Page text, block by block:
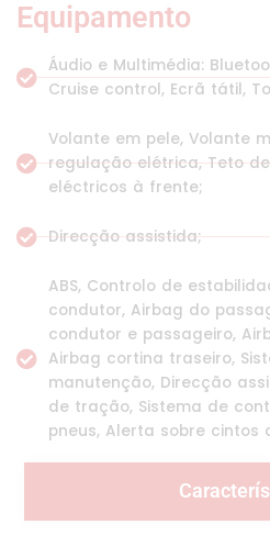
Equipamento
Áudio e Multimédia:
Cruise control, Ecrã tátil,
Volante em pele, Volante
regulação elétrica, Teto
eléctricos à frente;
Direcção assistida;
ABS, Controlo de
condutor, Airbag do
condutor e passageiro,
Airbag cortina traseiro,
manutenção, Direcção
de tração, Sistema de
pneus, Alerta sobre cintos